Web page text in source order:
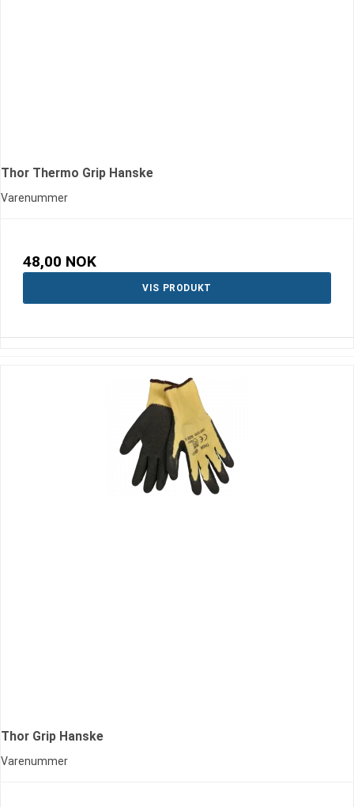
Thor Thermo Grip Hanske
Varenummer
48,00 NOK
VIS PRODUKT
Thor Grip Hanske
Varenummer